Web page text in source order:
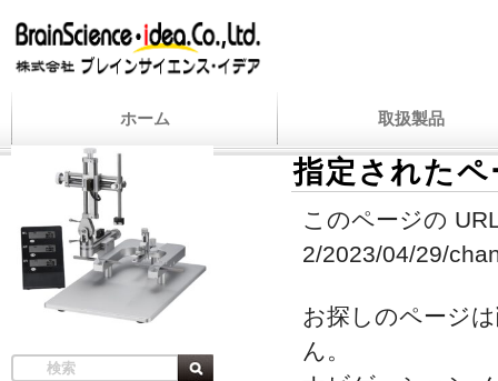
ホーム 取扱製品
指定された
このページの
2/2023/04/29/
お探しのページ
ん。